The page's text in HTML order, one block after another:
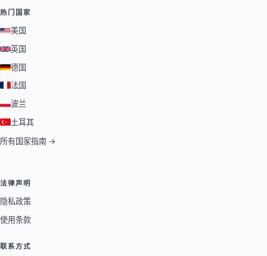
热门国家
美国
英国
德国
法国
波兰
土耳其
所有国家指南 →
法律声明
隐私政策
使用条款
联系方式